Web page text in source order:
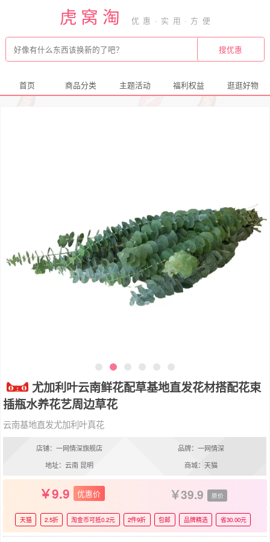
虎窝淘
首页 商品分类 主题活动 福利权益 逛逛好物
尤加利叶云南鲜花配草基地直发花材搭配花束
插瓶水养花艺周边草花
云南基地直发尤加利叶真花
店铺：一网情深旗舰店
品牌：一网情深
地址：云南 昆明
商城：天猫
9.9 优惠价 39.9 原价
天猫 2.5折 淘金币可抵0.2元 2件9折 包邮 品牌精选 省30.00元